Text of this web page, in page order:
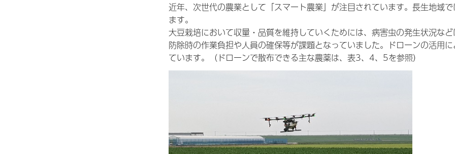
近年、次世代の農業として「スマート農業」が注目されています。長生地域
ます。
大豆栽培において収量・品質を維持していくためには、病害虫の発生状況な
防除時の作業負担や人員の確保等が課題となっていました。ドローンの活用
ています。（ドローンで散布できる主な農薬は、表3、4、5を参照）